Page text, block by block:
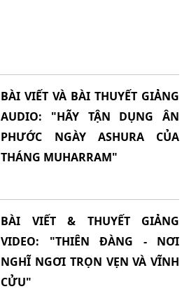
BÀI VIẾT VÀ BÀI THUYẾT GIẢNG
AUDIO: "HÃY TẬN DỤNG ÂN
PHƯỚC NGÀY ASHURA CỦA
THÁNG MUHARRAM"
BÀI VIẾT & THUYẾT GIẢNG
VIDEO: "THIÊN ĐÀNG - NƠI
NGHĨ NGƠI TRỌN VẸN VÀ VĨNH
CỬU"